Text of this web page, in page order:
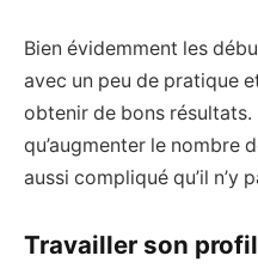
Bien évidemment les
avec un peu de pratique
obtenir de bons
qu’augmenter le nombre
aussi compliqué qu’il n’y
Travailler son profil